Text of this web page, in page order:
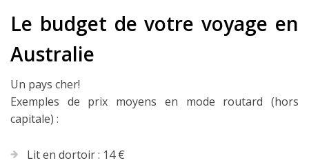
Le budget de votre voyage en
Australie
Un pays cher!
Exemples de prix moyens en mode routard (hors
capitale) :
Lit en dortoir : 14 €